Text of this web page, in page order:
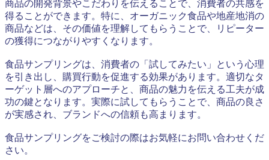
商品の開発背景やこだわりを伝えることで、消費者の共感を
得ることができます。特に、オーガニック食品や地産地消の
商品などは、その価値を理解してもらうことで、リピーター
の獲得につながりやすくなります。
食品サンプリングは、消費者の「試してみたい」という心理
を引き出し、購買行動を促進する効果があります。適切なタ
ーゲット層へのアプローチと、商品の魅力を伝える工夫が成
功の鍵となります。実際に試してもらうことで、商品の良さ
が実感され、ブランドへの信頼も高まります。
食品サンプリングをご検討の際はお気軽にお問い合わせくだ
さい。